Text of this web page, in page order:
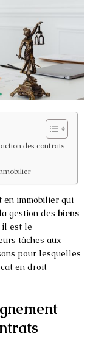
des contrats
en immobilier qui
gestion des biens
il est le
tâches aux
pour lesquelles
en droit